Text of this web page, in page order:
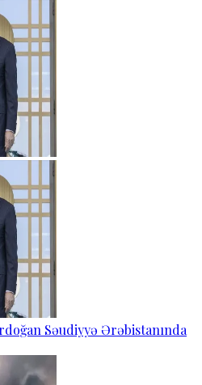
Səudiyyə Ərəbistanında